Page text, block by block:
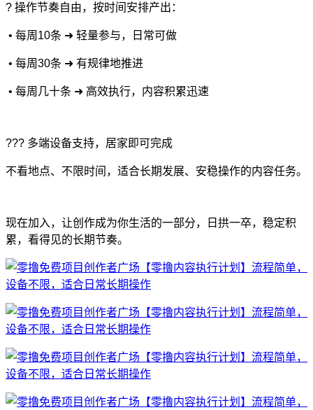
? 操作节奏自由，按时间安排产出：
• 每周10条 ➜ 轻量参与，日常可做
• 每周30条 ➜ 有规律地推进
• 每周几十条 ➜ 高效执行，内容积累迅速
??? 多端设备支持，居家即可完成
不看地点、不限时间，适合长期发展、安稳操作的内容任务。
现在加入，让创作成为你生活的一部分，日拱一卒，稳定积
累，看得见的长期节奏。